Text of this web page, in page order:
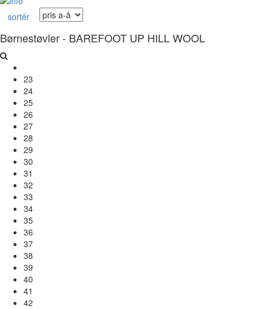
sortér
Børnestøvler - BAREFOOT UP HILL WOOL
23
24
25
26
27
28
29
30
31
32
33
34
35
36
37
38
39
40
41
42